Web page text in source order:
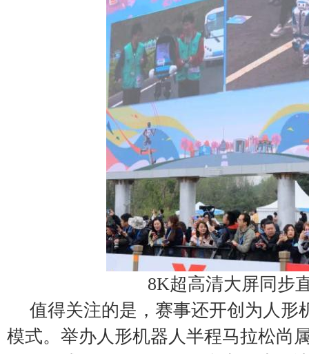
8K超高清大屏同步
值得关注的是，赛事还开创为人形
模式。举办人形机器人半程马拉松尚